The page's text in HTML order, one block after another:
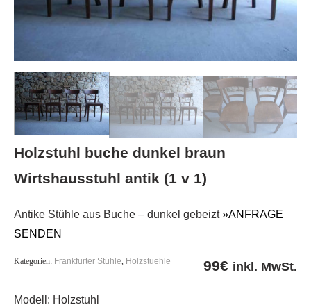
Holzstuhl buche dunkel braun
Wirtshausstuhl antik (1 v 1)
Antike Stühle aus Buche – dunkel gebeizt»ANFRAGE
SENDEN
99€ inkl. MwSt.
Kategorien: Frankfurter Stühle, Holzstuehle
Modell: Holzstuhl